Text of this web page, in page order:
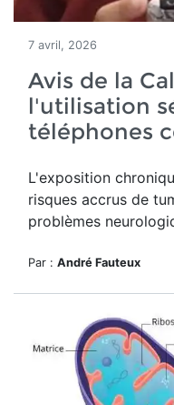
7 avril, 2026
Avis de la
l'utilisation
téléphones
L'exposition
risques accrus de
problèmes
Par : André Fauteux